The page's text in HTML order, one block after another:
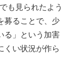
も見られたよう
募ることで、少
る」という加害
くい状況が作ら